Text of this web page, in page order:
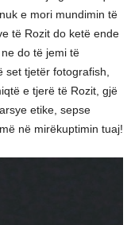
e mori mundimin të
të Rozit do ketë ende
do të jemi të
set tjetër fotografish,
e tjerë të Rozit, gjë
etike, sepse
në mirëkuptimin tuaj!